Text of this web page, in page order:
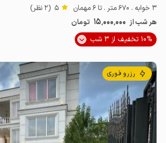
3 خوابه . 670 متر . تا 6 مهمان 5 (2 نظر)
هر شب از 15٬000٬000 تومان
10% تخفیف از 3 شب
رزرو فوری